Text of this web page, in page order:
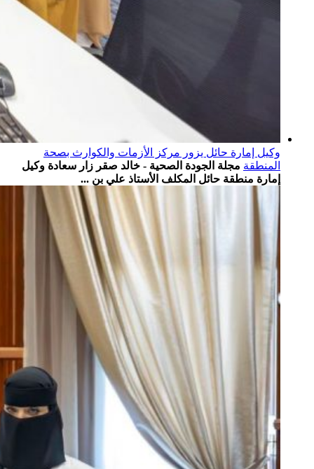
وكيل إمارة حائل يزور مركز الأزمات والكوارث بصحة
المنطقة مجلة الجودة الصحية - خالد صقر زار سعادة وكيل
إمارة منطقة حائل المكلف الأستاذ علي بن ...